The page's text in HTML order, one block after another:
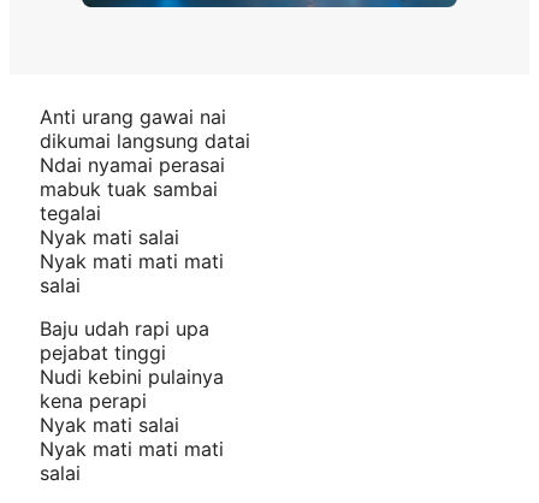
Anti urang gawai nai
dikumai langsung datai
Ndai nyamai perasai
mabuk tuak sambai
tegalai
Nyak mati salai
Nyak mati mati mati
salai
Baju udah rapi upa
pejabat tinggi
Nudi kebini pulainya
kena perapi
Nyak mati salai
Nyak mati mati mati
salai